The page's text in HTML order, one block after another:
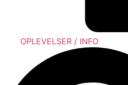
OPLEVELSER / INFO